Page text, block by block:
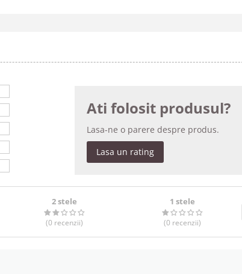
Ati folosit produsul?
Lasa-ne o parere despre produs.
Lasa un rating
2 stele
(0 recenzii)
1 stele
(0 recenzii)